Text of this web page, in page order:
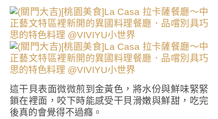
這干貝表面微微煎到金黃色，將水份與鮮味緊緊
鎖在裡面，咬下時能感受干貝滑嫩與鮮甜，吃完
後真的會覺得不過癮。